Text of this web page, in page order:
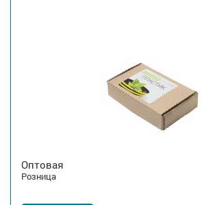
Оптовая
Розница